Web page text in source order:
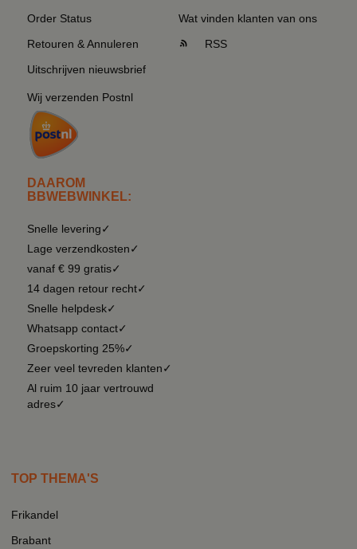
Order Status
Retouren & Annuleren
Uitschrijven nieuwsbrief
Wij verzenden Postnl
DAAROM
BBWEBWINKEL:
Snelle levering✓
Lage verzendkosten✓
vanaf € 99 gratis✓
14 dagen retour recht✓
Snelle helpdesk✓
Whatsapp contact✓
Groepskorting 25%✓
Zeer veel tevreden klanten✓
Al ruim 10 jaar vertrouwd
adres✓
Wat vinden klanten van ons
RSS
TOP THEMA'S
Frikandel
Brabant